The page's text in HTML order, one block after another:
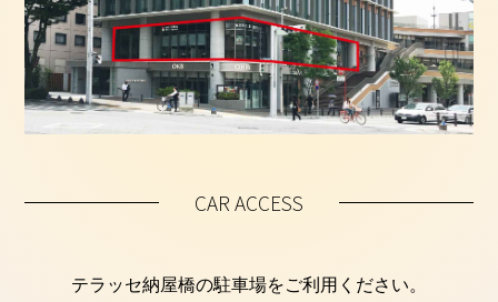
CAR ACCESS
テラッセ納屋橋の駐車場をご利用ください。